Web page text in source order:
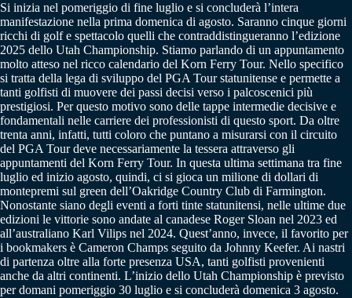
Si inizia nel pomeriggio di fine luglio e si concluderà l’intera
manifestazione nella prima domenica di agosto. Saranno cinque giorni
ricchi di golf e spettacolo quelli che contraddistingueranno l’edizione
2025 dello Utah Championship. Stiamo parlando di un appuntamento
molto atteso nel ricco calendario del Korn Ferry Tour. Nello specifico
si tratta della lega di sviluppo del PGA Tour statunitense e permette a
tanti golfisti di muovere dei passi decisi verso i palcoscenici più
prestigiosi. Per questo motivo sono delle tappe intermedie decisive e
fondamentali nelle carriere dei professionisti di questo sport. Da oltre
trenta anni, infatti, tutti coloro che puntano a misurarsi con il circuito
del PGA Tour deve necessariamente la tessera attraverso gli
appuntamenti del Korn Ferry Tour. In questa ultima settimana tra fine
luglio ed inizio agosto, quindi, ci si gioca un milione di dollari di
montepremi sul green dell’Oakridge Country Club di Farmington.
Nonostante siano degli eventi a forti tinte statunitensi, nelle ultime due
edizioni le vittorie sono andate al canadese Roger Sloan nel 2023 ed
all’australiano Karl Vilips nel 2024. Quest’anno, invece, il favorito per
i bookmakers è Cameron Champs seguito da Johnny Keefer. Ai nastri
di partenza oltre alla forte presenza USA, tanti golfisti provenienti
anche da altri continenti. L’inizio dello Utah Championship è previsto
per domani pomeriggio 30 luglio e si concluderà domenica 3 agosto.